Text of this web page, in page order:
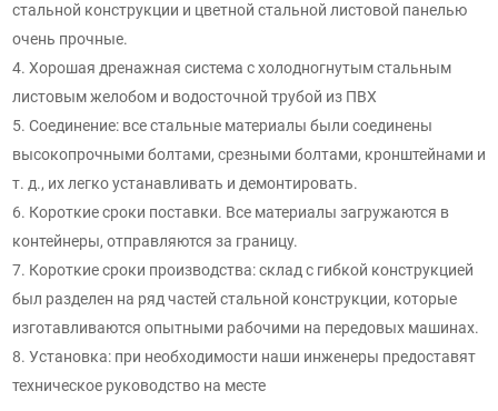
стальной конструкции и цветной стальной листовой панелью
очень прочные.
4. Хорошая дренажная система с холодногнутым стальным
листовым желобом и водосточной трубой из ПВХ
5. Соединение: все стальные материалы были соединены
высокопрочными болтами, срезными болтами, кронштейнами и
т. д., их легко устанавливать и демонтировать.
6. Короткие сроки поставки. Все материалы загружаются в
контейнеры, отправляются за границу.
7. Короткие сроки производства: склад с гибкой конструкцией
был разделен на ряд частей стальной конструкции, которые
изготавливаются опытными рабочими на передовых машинах.
8. Установка: при необходимости наши инженеры предоставят
техническое руководство на месте